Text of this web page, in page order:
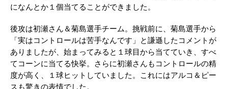
になんとか１個当てることができました。
後攻は初瀬さん＆菊島選手チーム。挑戦前に、菊島選手から
「実はコントロールは苦手なんです」と謙遜したコメントが
ありましたが、始まってみると１球目から当てていき、すべ
てコーンに当てる快挙。さらに初瀬さんもコントロールの精
度が高く、１球ヒットしていました。これにはアルコ＆ピー
スも驚きの表情でした。